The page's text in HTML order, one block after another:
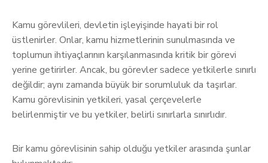
Kamu görevlileri, devletin işleyişinde hayati bir rol
üstlenirler. Onlar, kamu hizmetlerinin sunulmasında ve
toplumun ihtiyaçlarının karşılanmasında kritik bir görevi
yerine getirirler. Ancak, bu görevler sadece yetkilerle sınırlı
değildir; aynı zamanda büyük bir sorumluluk da taşırlar.
Kamu görevlisinin yetkileri, yasal çerçevelerle
belirlenmiştir ve bu yetkiler, belirli sınırlarla sınırlıdır.
Bir kamu görevlisinin sahip olduğu yetkiler arasında şunlar